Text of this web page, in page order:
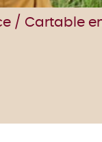
/ Cartable